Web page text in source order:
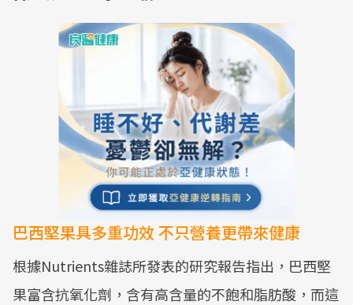
巴西堅果具多重功效 不只營養更帶來健康
根據Nutrients雜誌所發表的研究報告指出，巴西堅
果富含抗氧化劑，含有高含量的不飽和脂肪酸，而這